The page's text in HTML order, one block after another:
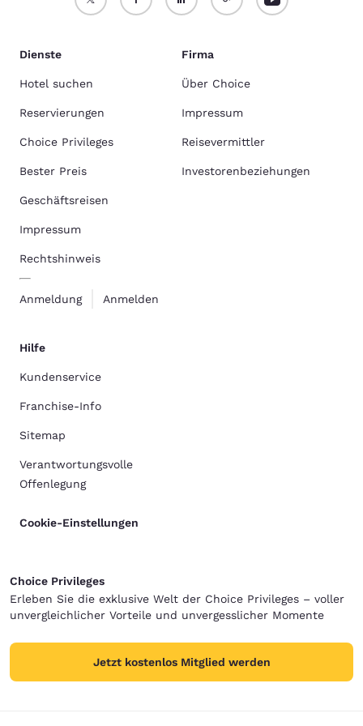
Dienste
Hotel suchen
Reservierungen
Choice Privileges
Bester Preis
Geschäftsreisen
Impressum
Rechtshinweis
Anmeldung Anmelden
Firma
Über Choice
Impressum
Reisevermittler
Investorenbeziehungen
Hilfe
Kundenservice
Franchise-Info
Sitemap
Verantwortungsvolle
Offenlegung
Cookie-Einstellungen
Choice Privileges
Erleben Sie die exklusive Welt der Choice Privileges – voller
unvergleichlicher Vorteile und unvergesslicher Momente
Jetzt kostenlos Mitglied werden